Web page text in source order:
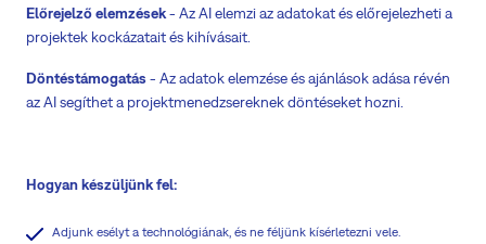
Előrejelző elemzések- Az AI elemzi az adatokat és előrejelezheti a
projektek kockázatait és kihívásait.
Döntéstámogatás - Az adatok elemzése és ajánlások adása révén
az AI segíthet a projektmenedzsereknek döntéseket hozni.
Hogyan készüljünk fel:
Adjunk esélyt a technológiának, és ne féljünk kísérletezni vele.